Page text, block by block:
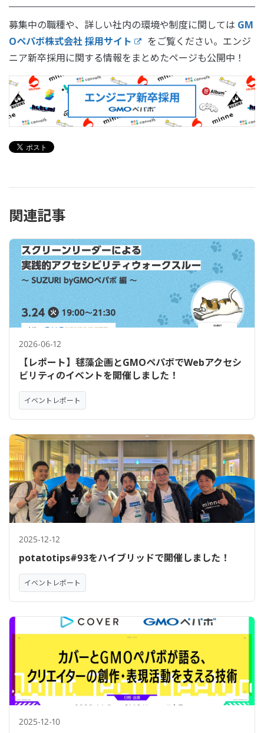
募集中の職種や、詳しい社内の環境や制度に関しては GM
Oペパボ株式会社 採用サイト
をご覧ください。エンジ
ニア新卒採用に関する情報をまとめたページも公開中！
関連記事
2026-06-12
【レポート】毬藻企画とGMOペパボでWebアクセシ
ビリティのイベントを開催しました！
イベントレポート
2025-12-12
potatotips#93をハイブリッドで開催しました！
イベントレポート
2025-12-10